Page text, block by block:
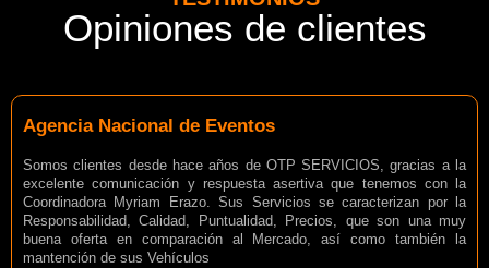
Opiniones de clientes
Agencia Nacional de Eventos
Somos clientes desde hace años de OTP SERVICIOS, gracias a la
excelente comunicación y respuesta asertiva que tenemos con la
Coordinadora Myriam Erazo. Sus Servicios se caracterizan por la
Responsabilidad, Calidad, Puntualidad, Precios, que son una muy
buena oferta en comparación al Mercado, así como también la
mantención de sus Vehículos